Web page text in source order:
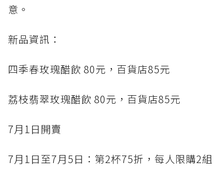
意。
新品資訊：
四季春玫瑰醋飲 80元，百貨店85元
荔枝翡翠玫瑰醋飲 80元，百貨店85元
7月1日開賣
7月1日至7月5日：第2杯75折，每人限購2組